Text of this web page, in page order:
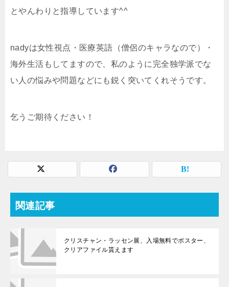
とやんわりと指導しています^^
nadyは女性視点・医療英語（僧侶のキャラなので）・
海外生活もしてますので、私のように完全独学派でな
い人の悩みや問題などにも鋭く突いてくれそうです。
乞うご期待ください！
関連記事
クリスチャン・ラッセン展、入場無料でポスター、
クリアファイル貰えます